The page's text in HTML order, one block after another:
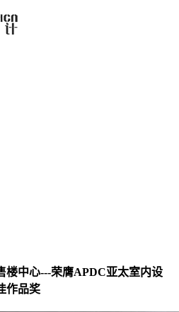
楼中心---荣膺APDC亚太室内设
作品奖